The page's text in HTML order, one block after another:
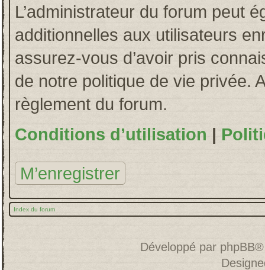
L’administrateur du forum peut
additionnelles aux utilisateurs
assurez-vous d’avoir pris
de notre politique de vie privée.
règlement du forum.
Conditions d’utilisation |
M’enregistrer
Index du forum
Développé par phpBB®